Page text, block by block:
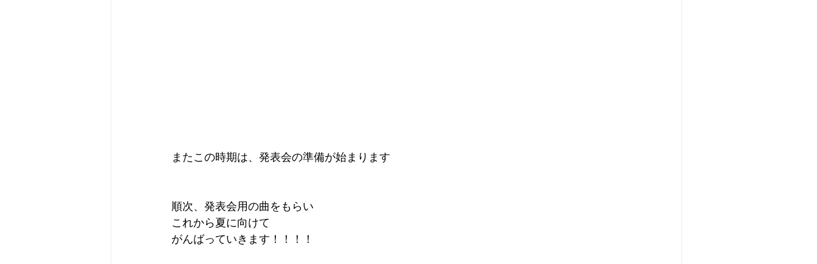
またこの時期は、発表会の準備が始まります
順次、発表会用の曲をもらい
これから夏に向けて
がんばっていきます！！！！